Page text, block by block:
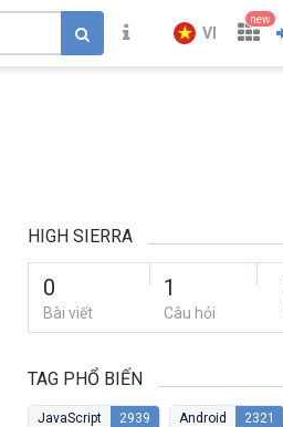
VI
new
HIGH SIERRA
0
Bài viết
1
Câu hỏi
TAG PHỔ BIẾN
JavaScript 2939 Android 2321